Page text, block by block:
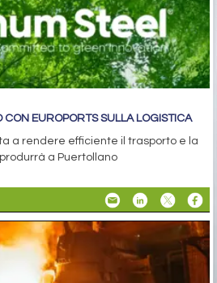
CON EUROPORTS SULLA LOGISTICA
a rendere efficiente il trasporto e la
a Puertollano